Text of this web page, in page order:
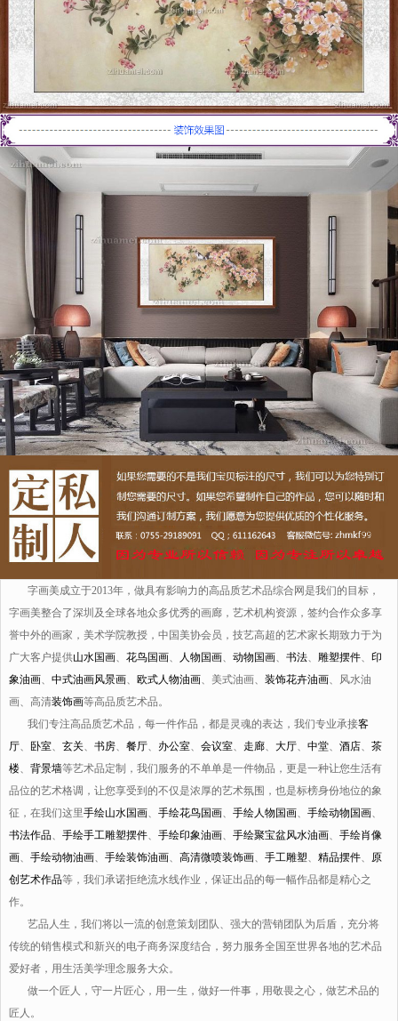
字画美成立于2013年，做具有影响力的高品质艺术品综合网是我们的目标，
字画美整合了深圳及全球各地众多优秀的画廊，艺术机构资源，签约合作众多享
誉中外的画家，美术学院教授，中国美协会员，技艺高超的艺术家长期致力于为
广大客户提供山水国画、 花鸟国画、 人物国画、 动物国画、 书法、 雕塑摆件、 印
象油画、 中式油画风景画、 欧式人物油画、美式油画、 装饰花卉油画、风水油
画、高清装饰画等高品质艺术品。
我们专注高品质艺术品，每一件作品，都是灵魂的表达，我们专业承接客
厅、 卧室、 玄关、 书房、 餐厅、 办公室、 会议室、 走廊、 大厅、 中堂、 酒店、 茶
楼、 背景墙等艺术品定制，我们服务的不单单是一件物品，更是一种让您生活有
品位的艺术格调，让您享受到的不仅是浓厚的艺术氛围，也是标榜身份地位的象
征，在我们这里手绘山水国画、 手绘花鸟国画、 手绘人物国画、 手绘动物国画、
书法作品、 手绘手工雕塑摆件、 手绘印象油画、 手绘聚宝盆风水油画、 手绘肖像
画、 手绘动物油画、 手绘装饰油画、 高清微喷装饰画、 手工雕塑、 精品摆件、 原
创艺术作品等，我们承诺拒绝流水线作业，保证出品的每一幅作品都是精心之
作。
艺品人生，我们将以一流的创意策划团队、强大的营销团队为后盾，充分将
传统的销售模式和新兴的电子商务深度结合，努力服务全国至世界各地的艺术品
爱好者，用生活美学理念服务大众。
做一个匠人，守一片匠心，用一生，做好一件事，用敬畏之心，做艺术品的
匠人。